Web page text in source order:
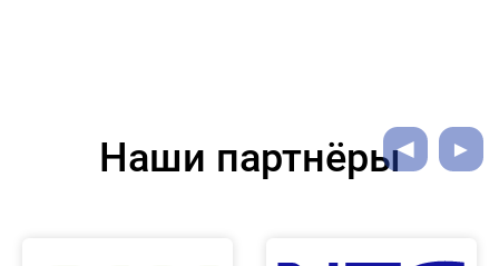
Наши партнёры